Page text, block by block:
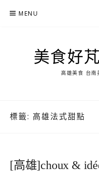
MENU
美食好
高雄美食 台南
標籤: 高雄法式甜點
[高雄]choux &